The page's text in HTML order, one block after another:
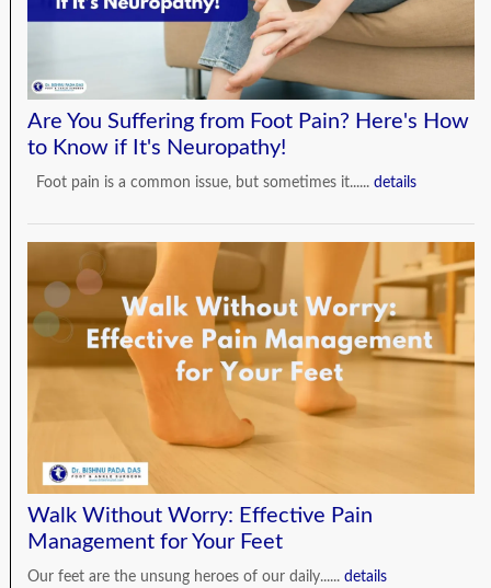
Are You Suffering from Foot Pain? Here's How
to Know if It's Neuropathy!
Foot pain is a common issue, but sometimes it...... details
Walk Without Worry: Effective Pain
Management for Your Feet
Our feet are the unsung heroes of our daily...... details